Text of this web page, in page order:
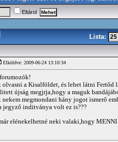
Eltárol
Lista:
Elküldve: 2009-06-24 13:10:34
olvasni a Kisalföldet, és lehet látni Fertőd
újság megjrja,hogy a maguk
nekem megmondani hány jogot ismerő
jegyző inditványa volt ez is???
elénekelhetné neki valaki,hogy